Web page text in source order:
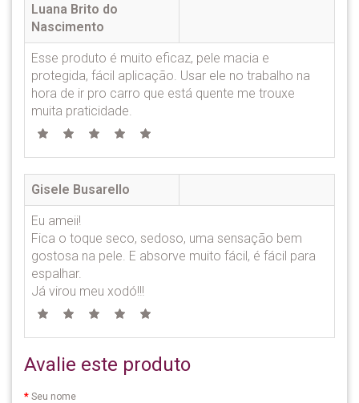
Luana Brito do
Nascimento
Esse produto é muito eficaz, pele macia e
protegida, fácil aplicação. Usar ele no trabalho na
hora de ir pro carro que está quente me trouxe
muita praticidade.
Gisele Busarello
Eu ameii!
Fica o toque seco, sedoso, uma sensação bem
gostosa na pele. E absorve muito fácil, é fácil para
espalhar.
Já virou meu xodó!!!
Avalie este produto
Seu nome